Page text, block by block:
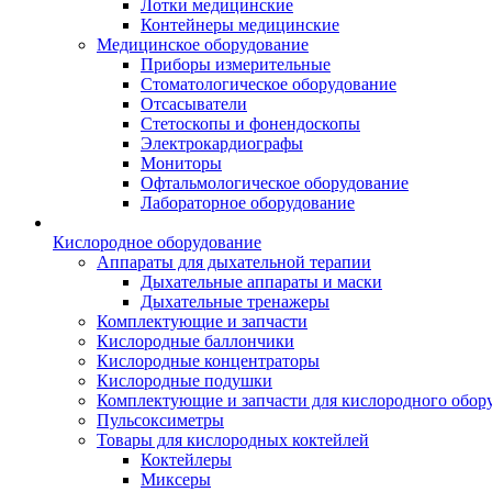
Лотки медицинские
Контейнеры медицинские
Медицинское оборудование
Приборы измерительные
Стоматологическое оборудование
Отсасыватели
Стетоскопы и фонендоскопы
Электрокардиографы
Мониторы
Офтальмологическое оборудование
Лабораторное оборудование
Кислородное оборудование
Аппараты для дыхательной терапии
Дыхательные аппараты и маски
Дыхательные тренажеры
Комплектующие и запчасти
Кислородные баллончики
Кислородные концентраторы
Кислородные подушки
Комплектующие и запчасти для кислородного
Пульсоксиметры
Товары для кислородных коктейлей
Коктейлеры
Миксеры